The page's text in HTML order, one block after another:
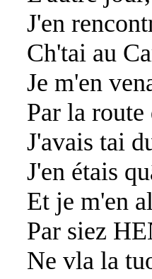
J'en
Ch'tai au
Je m'en
Par la
J'avais tai
J'en étais
Et je m'en
Par siez
Ne vla la